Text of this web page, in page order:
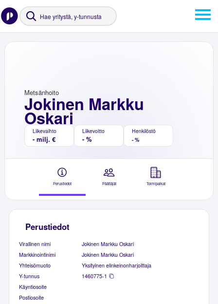
Jokinen Markku
Oskari
Metsänhoito
Liikevaihto
- milj. €
Liikevoitto
- %
Henkilöstö
- %
Perustiedot Päättäjät Toimipaikat
Perustiedot
Virallinen nimi
Jokinen Markku Oskari
Markkinointinimi
Jokinen Markku Oskari
Yhteisömuoto
Yksityinen elinkeinonharjoittaja
Y-tunnus
1460775-1
Käyntiosoite
Postiosoite